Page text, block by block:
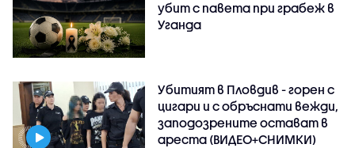
убит с павета при грабеж в
Уганда
Убитият в Пловдив - горен с
цигари и с обръснати вежди,
заподозрените остават в
ареста (ВИДЕО+СНИМКИ)